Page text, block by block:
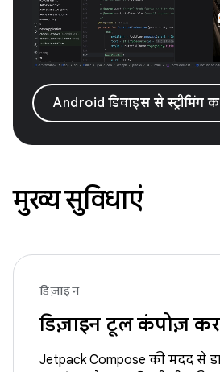
Android डिवाइस से स्ट्रीमिंग करने
मुख्य सुविधाएं
डिज़ाइन
डिज़ाइन टूल कंपोज़
Jetpack Compose की मदद से